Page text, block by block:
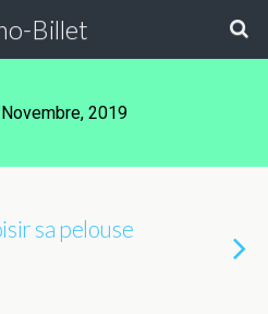
Billet
2019
sa pelouse